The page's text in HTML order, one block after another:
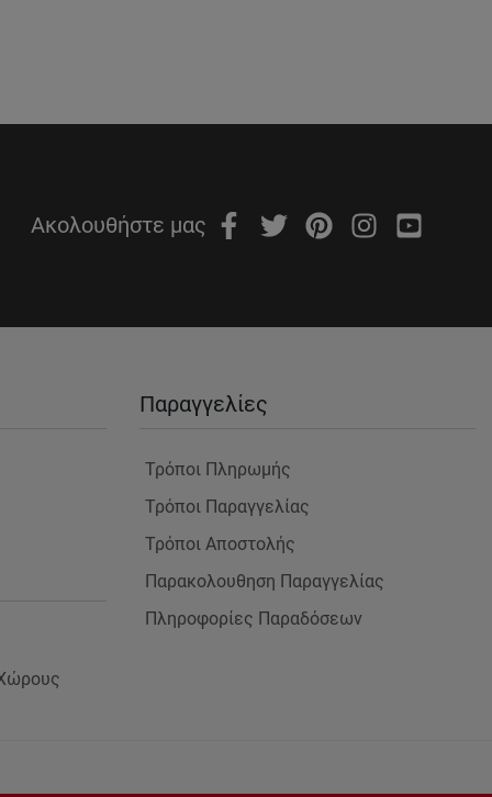
Ακολουθήστε μας
Παραγγελίες
Τρόποι Πληρωμής
Τρόποι Παραγγελίας
Τρόποι Αποστολής
Παρακολουθηση Παραγγελίας
Πληροφορίες Παραδόσεων